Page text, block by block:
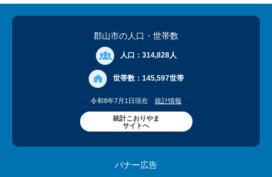
郡山市の人口 ・世帯数
人口： 314,828人
世帯数： 145,597世帯
令和8年7月1日現在 統計情報
統計こおりやま
サイトへ
バナー広告